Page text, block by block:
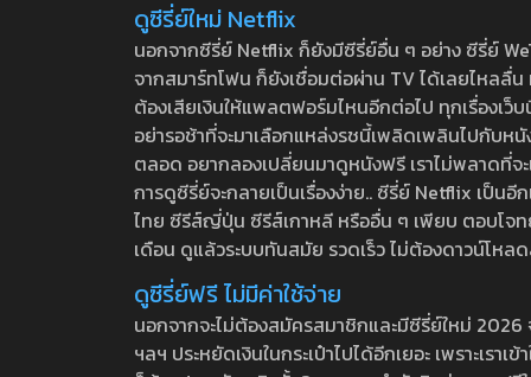
ดูซีรี่ย์ใหม่ Netflix
นอกจากซีรี่ย์ Netflix ก็ยังมีซีรี่ย์อื่น ๆ อย่าง ซีรี่ย์
จากสมาร์ทโฟน ก็ยังเชื่อมต่อผ่าน TV ได้เลยไหลลื่
ต้องเสียเงินให้แพลตฟอร์มไหนอีกต่อไป ทุกเรื่องเว็
อย่ารอช้าที่จะมาเลือกแหล่งรชนี้เพลิดเพลินไปกับห
ตลอด อยากลองเปลี่ยนมาดูหนังฟรี เราไม่พลาดที่
การดูซีรี่ย์จะกลายเป็นเรื่องง่าย.. ซีรี่ย์ Netflix เป็น
ไทย ซีรีส์ญี่ปุ่น ซีรีส์เกาหลี หรืออื่น ๆ เพียบ ตอบโจท
เดือน ดูแล้วระบบทันสมัย รวดเร็ว ไม่ต้องดาวน์โห
ดูซีรี่ย์ฟรี ไม่มีค่าใช้จ่าย
นอกจากจะไม่ต้องสมัครสมาชิกและมีซีรี่ย์ใหม่
ฯลฯ ประหยัดเงินในกระเป๋าไปได้อีกเยอะ เพราะเร